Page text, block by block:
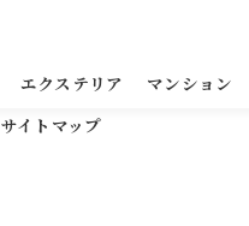
エクステリア マンション
サイトマップ